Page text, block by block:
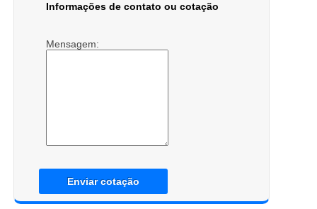
Informações de contato ou cotação
Mensagem:
Enviar cotação